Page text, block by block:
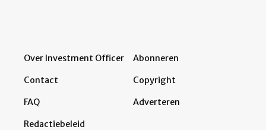
Over Investment Officer
Contact
FAQ
Redactiebeleid
Abonneren
Copyright
Adverteren